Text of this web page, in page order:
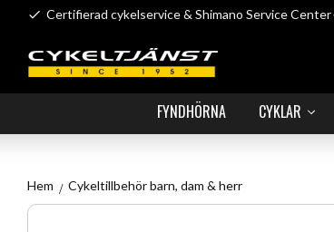
Certifierad cykelservice & Shimano Service Center
FYNDHÖRNA CYKLAR
Hem Cykeltillbehör barn, dam & herr